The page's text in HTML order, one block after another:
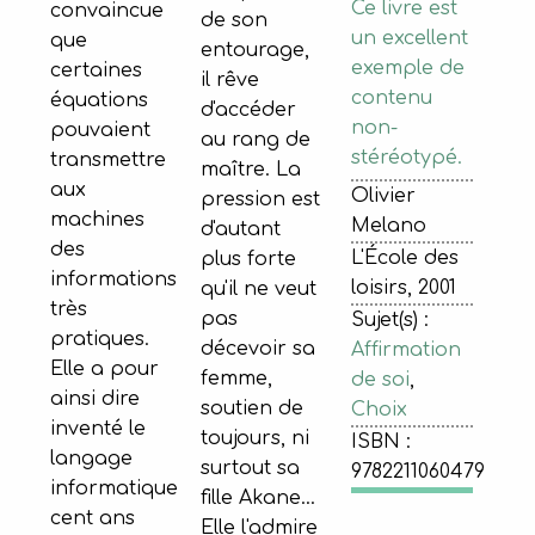
convaincue
que
certaines
équations
pouvaient
transmettre
aux
machines
des
informations
très
pratiques.
Elle a pour
ainsi dire
inventé le
langage
informatique
cent ans
de son
entourage,
il rêve
d'accéder
au rang de
maître. La
pression est
d'autant
plus forte
qu'il ne veut
pas
décevoir sa
femme,
soutien de
toujours, ni
surtout sa
fille Akane...
Elle l'admire
Ce livre est
un excellent
exemple de
contenu
non-
stéréotypé.
Olivier
Melano
L'École des
loisirs, 2001
Sujet(s) :
Affirmation
de soi,
Choix
ISBN :
9782211060479